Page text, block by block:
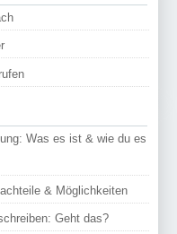
Was es ist & wie du es
& Möglichkeiten
Geht das?